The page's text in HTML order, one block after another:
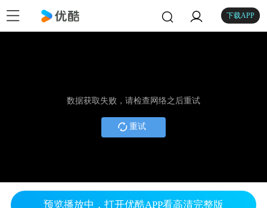
下载APP
数据获取失败，请检查网络之后重试
重试
预览播放中，打开优酷APP看高清完整版